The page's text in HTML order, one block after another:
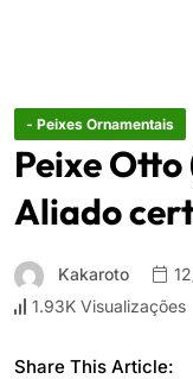
- Peixes Ornamentais
Peixe
Aliado
Kakaroto
1.93K Visualizações
Share This Article: